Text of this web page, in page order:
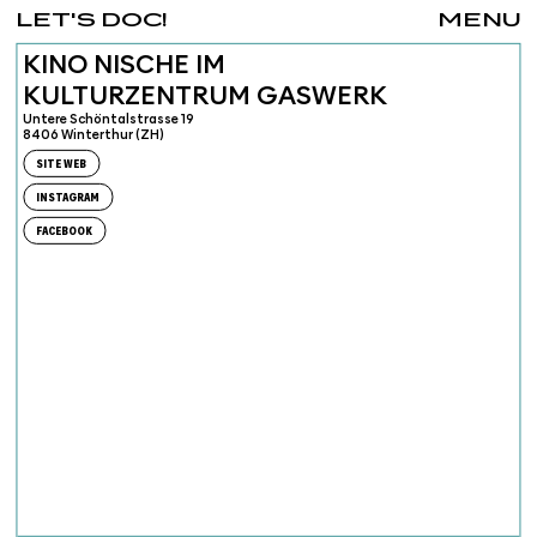
MENU
LET'S DOC!
KINO NISCHE IM
KULTURZENTRUM GASWERK
Untere Schöntalstrasse 19
8406 Winterthur (ZH)
SITE WEB
INSTAGRAM
FACEBOOK